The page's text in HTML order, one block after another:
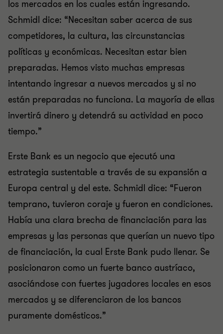
los mercados en los cuales están ingresando.
Schmidl dice: “Necesitan saber acerca de sus
competidores, la cultura, las circunstancias
políticas y económicas. Necesitan estar bien
preparadas. Hemos visto muchas empresas
intentando ingresar a nuevos mercados y si no
están preparadas no funciona. La mayoría de ellas
invertirá dinero y detendrá su actividad en poco
tiempo.”
Erste Bank es un negocio que ejecutó una
estrategia sustentable a través de su expansión a
Europa central y del este. Schmidl dice: “Fueron
temprano, tuvieron coraje y fueron en condiciones.
Había una clara brecha de financiación para las
empresas y las personas que querían un nuevo tipo
de financiación, la cual Erste Bank pudo llenar. Se
posicionaron como un fuerte banco austríaco,
asociándose con fuertes jugadores locales en esos
mercados y se diferenciaron de los bancos
puramente domésticos.”